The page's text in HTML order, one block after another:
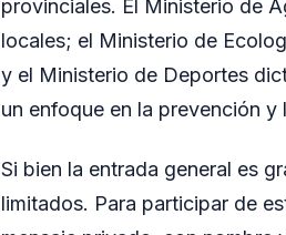
provinciales. El Ministerio de
locales; el Ministerio de
y el Ministerio de Deportes
un enfoque en la prevención y
Si bien la entrada general es
limitados. Para participar de